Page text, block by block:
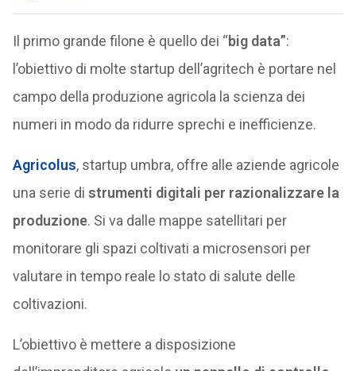
Il primo grande filone è quello dei “big data”:
l’obiettivo di molte startup dell’agritech è portare nel
campo della produzione agricola la scienza dei
numeri in modo da ridurre sprechi e inefficienze.
Agricolus, startup umbra, offre alle aziende agricole
una serie di strumenti digitali per razionalizzare la
produzione. Si va dalle mappe satellitari per
monitorare gli spazi coltivati a microsensori per
valutare in tempo reale lo stato di salute delle
coltivazioni.
L’obiettivo è mettere a disposizione